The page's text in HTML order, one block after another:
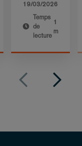
19/03/2026
Temps
de
lecture
1
m